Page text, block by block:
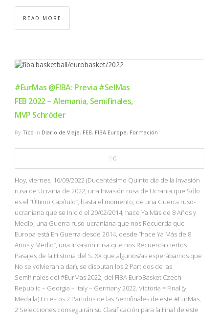
READ MORE
#EurMas @FIBA: Previa #SelMas
FEB 2022 – Alemania, Semifinales,
MVP Schröder
By Tico in Diario de Viaje, FEB, FIBA Europe, Formación
0
Hoy, viernes, 16/09/2022 (Ducentésimo Quinto día de la Invasión
rusa de Ucrania de 2022, una Invasión rusa de Ucrania que Sólo
es el “Último Capítulo”, hasta el momento, de una Guerra ruso-
ucraniana que se Inició el 20/02/2014, hace Ya Más de 8 Años y
Medio, una Guerra ruso-ucraniana que nos Recuerda que
Europa está En Guerra desde 2014, desde “hace Ya Más de 8
Años y Medio”, una Invasión rusa que nos Recuerda ciertos
Pasajes de la Historia del S. XX que algunos/as esperábamos que
No se volvieran a dar), se disputan los 2 Partidos de las
Semifinales del #EurMas 2022, del FIBA EuroBasket Czech
Republic – Georgia – Italy – Germany 2022. Victoria = Final (y
Medalla) En estos 2 Partidos de las Semifinales de este #EurMas,
2 Selecciones conseguirán su Clasificación para la Final de este